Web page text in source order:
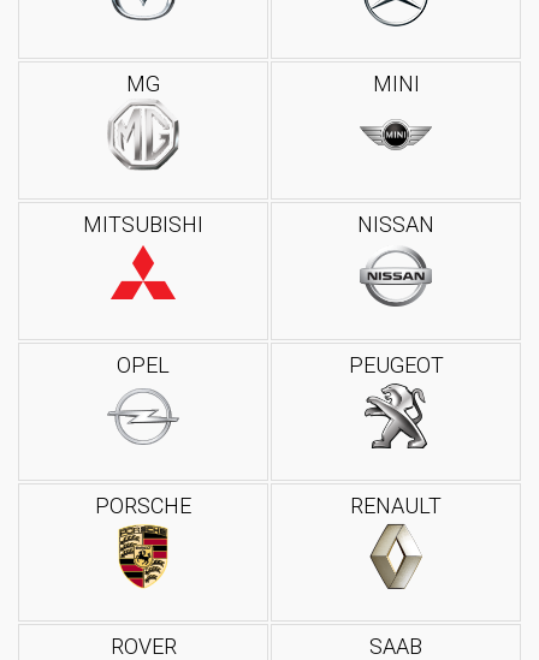
MG MINI
MITSUBISHI NISSAN
OPEL PEUGEOT
PORSCHE RENAULT
ROVER SAAB